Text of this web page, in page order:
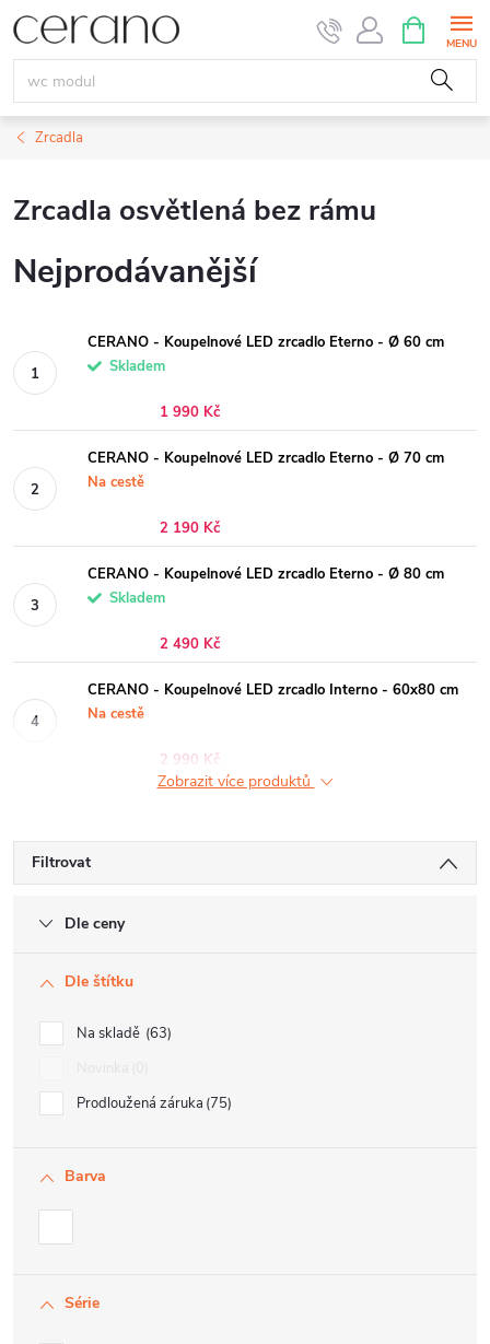
Přejít
na
obsah
NÁKUPNÍ
KOŠÍK
Zrcadla
Zrcadla osvětlená bez rámu
Nejprodávanější
CERANO - Koupelnové LED zrcadlo Eterno - Ø 60 cm
Skladem
1 990 Kč
CERANO - Koupelnové LED zrcadlo Eterno - Ø 70 cm
Na cestě
2 190 Kč
CERANO - Koupelnové LED zrcadlo Eterno - Ø 80 cm
Skladem
2 490 Kč
CERANO - Koupelnové LED zrcadlo Interno - 60x80 cm
Na cestě
2 990 Kč
Zobrazit více produktů
Filtrovat
Dle ceny
Dle štítku
Na skladě 63
Prodloužená záruka 75
Barva
Série